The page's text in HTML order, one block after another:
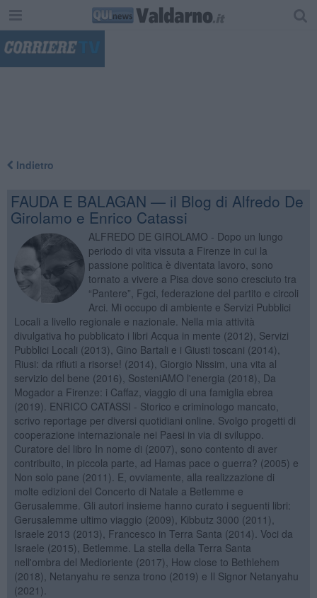
Indietro
FAUDA E BALAGAN — il Blog di Alfredo De
Girolamo e Enrico Catassi
ALFREDO DE GIROLAMO - Dopo un lungo
periodo di vita vissuta a Firenze in cui la
passione politica è diventata lavoro, sono
tornato a vivere a Pisa dove sono cresciuto tra
“Pantere”, Fgci, federazione del partito e circoli
Arci. Mi occupo di ambiente e Servizi Pubblici
Locali a livello regionale e nazionale. Nella mia attività
divulgativa ho pubblicato i libri Acqua in mente (2012), Servizi
Pubblici Locali (2013), Gino Bartali e i Giusti toscani (2014),
Riusi: da rifiuti a risorse! (2014), Giorgio Nissim, una vita al
servizio del bene (2016), SosteniAMO l'energia (2018), Da
Mogador a Firenze: i Caffaz, viaggio di una famiglia ebrea
(2019). ENRICO CATASSI - Storico e criminologo mancato,
scrivo reportage per diversi quotidiani online. Svolgo progetti di
cooperazione internazionale nei Paesi in via di sviluppo.
Curatore del libro In nome di (2007), sono contento di aver
contribuito, in piccola parte, ad Hamas pace o guerra? (2005) e
Non solo pane (2011). E, ovviamente, alla realizzazione di
molte edizioni del Concerto di Natale a Betlemme e
Gerusalemme. Gli autori insieme hanno curato i seguenti libri:
Gerusalemme ultimo viaggio (2009), Kibbutz 3000 (2011),
Israele 2013 (2013), Francesco in Terra Santa (2014). Voci da
Israele (2015), Betlemme. La stella della Terra Santa
nell'ombra del Medioriente (2017), How close to Bethlehem
(2018), Netanyahu re senza trono (2019) e Il Signor Netanyahu
(2021).